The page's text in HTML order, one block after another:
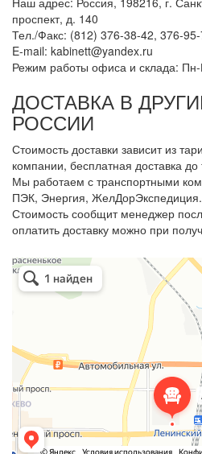
проспект, д. 140
Тел./Факс: (812) 376-38-42, 376-
E-mail: kabinett@yandex.ru
Режим работы офиса и склада:
ДОСТАВКА В
РОССИИ
Стоимость доставки зависит из
компании, бесплатная доставка
Мы работаем с транспортными
ПЭК, Энергия, ЖелДорЭкспедиция.
Стоимость сообщит менеджер
оплатить доставку можно при
Арметкон
Металлическая мебель в
Торговое оборудование в